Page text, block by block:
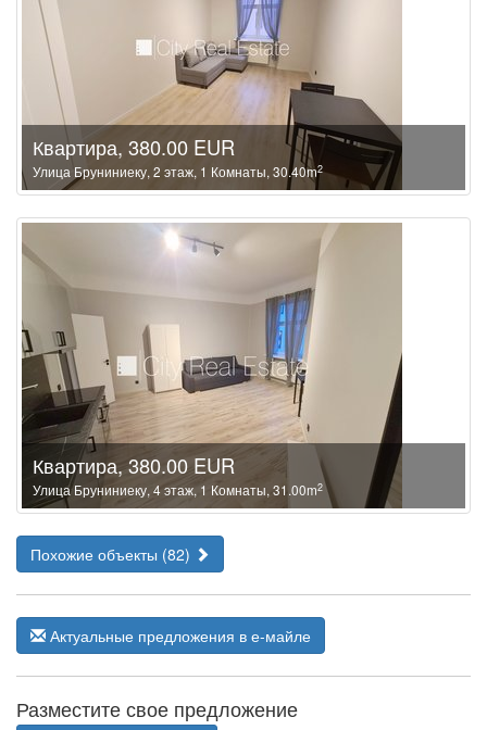
Квартира, 380.00 EUR
Улица Бруниниеку, 2 этаж, 1 Комнаты, 30.40m2
Квартира, 380.00 EUR
Улица Бруниниеку, 4 этаж, 1 Комнаты, 31.00m2
Похожие объекты (82)
Актуальные предложения в е-майле
Разместите свое предложение